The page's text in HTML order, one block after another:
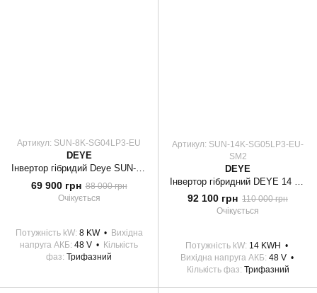
Артикул: SUN-8K-SG04LP3-EU
DEYE
Інвертор гібридий Deye SUN-8K-SG04LP3-EU
69 900 грн 88 000 грн
Очікується
Потужність kW 8 KW
Вихідна
напруга АКБ 48 V
Кількість
фаз Трифазний
Артикул: SUN-14K-SG05LP3-EU-
SM2
DEYE
92 100 грн 110 000 грн
Очікується
Потужність kW 14 KWH
Вихідна напруга АКБ 48 V
Кількість фаз Трифазний